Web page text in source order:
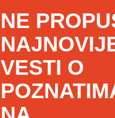
NE
VESTI O